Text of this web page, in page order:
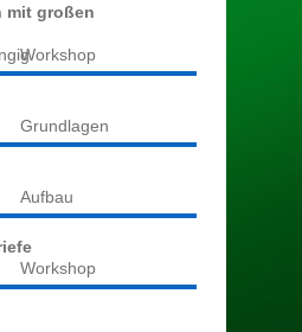
mit großen
Workshop
Grundlagen
Aufbau
Workshop